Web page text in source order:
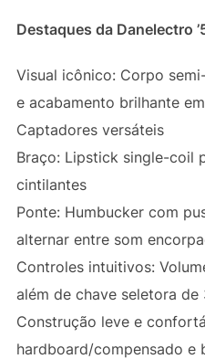
Destaques da Danelectro
Visual icônico: Corpo
e acabamento brilhante
Captadores versáteis
Braço: Lipstick single-coil
cintilantes
Ponte: Humbucker com
alternar entre som
Controles intuitivos:
além de chave seletora de
Construção leve e
hardboard/compensado e